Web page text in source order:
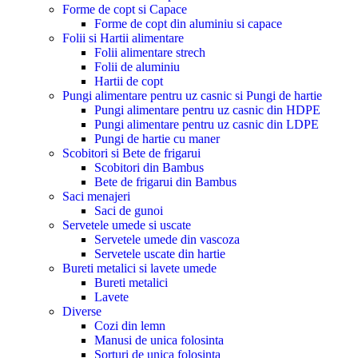
Forme de copt si Capace
Forme de copt din aluminiu si capace
Folii si Hartii alimentare
Folii alimentare strech
Folii de aluminiu
Hartii de copt
Pungi alimentare pentru uz casnic si Pungi de hartie
Pungi alimentare pentru uz casnic din HDPE
Pungi alimentare pentru uz casnic din LDPE
Pungi de hartie cu maner
Scobitori si Bete de frigarui
Scobitori din Bambus
Bete de frigarui din Bambus
Saci menajeri
Saci de gunoi
Servetele umede si uscate
Servetele umede din vascoza
Servetele uscate din hartie
Bureti metalici si lavete umede
Bureti metalici
Lavete
Diverse
Cozi din lemn
Manusi de unica folosinta
Sorturi de unica folosinta